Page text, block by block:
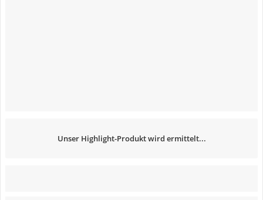
Unser Highlight-Produkt wird ermittelt...